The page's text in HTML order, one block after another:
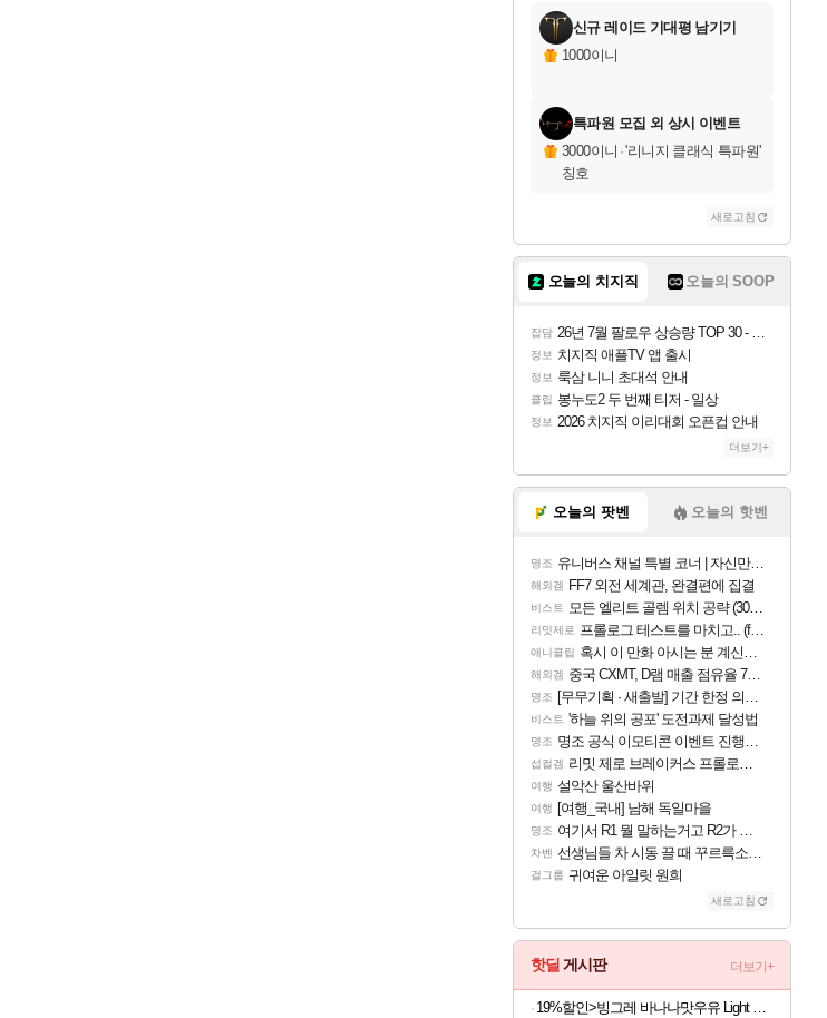
교환.
당첨되셨습니다.
당첨되셨습니다.
당첨되셨습니다.
당첨되셨습니다.
당첨되셨습니다.
당첨되셨습니다.
에디션 (스팀코드)를 교환.
당첨되셨습니다.
신규 레이드 기대평 남기기
1000이니
특파원 모집 외 상시 이벤트
3000이니 ·'리니지 클래식 특파원'
칭호
새로고침
오늘의 치지직 오늘의 SOOP
잡담 26년 7월 팔로우 상승량 TOP 30 - 월간 치지직
정보 치지직 애플TV 앱 출시
정보 룩삼 니니 초대석 안내
클립 봉누도2 두 번째 티저 - 일상
정보 2026 치지직 이리대회 오픈컵 안내
더보기+
오늘의 팟벤 오늘의 핫벤
명조 유니버스 채널 특별 코너 | 자신만의 스타일
해외겜 FF7 외전 세계관, 완결편에 집결
비스트 모든 엘리트 골렘 위치 공략 (30개) - 방랑 결투가
리밋제로 프롤로그 테스트를 마치고.. (feat. 리아)
애니클립 혹시 이 만화 아시는 분 계신가요
해외겜 중국 CXMT, D램 매출 점유율 7%…글로벌 4위로 부상
명조 [무무기획 · 새출발] 기간 한정 의뢰 이벤트
비스트 '하늘 위의 공포' 도전과제 달성법
명조 명조 공식 이모티콘 이벤트 진행해봤습니다! 참여부터 추첨까지????
섭컬겜 리밋 제로 브레이커스 프롤로그 테스트 후기 영상 업로드
여행 설악산 울산바위
여행 [여행_국내] 남해 독일마을
명조 여기서 R1 뭘 말하는거고 R2가 뭘말하는걸까요?
차벤 선생님들 차 시동 끌 때 꾸르륵소리나는데
걸그룹 귀여운 아일릿 원희
새로고침
핫딜 게시판 더보기+